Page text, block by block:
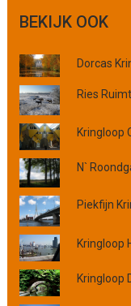
k
p
p
l
a
a
t
s
,
p
r
o
v
i
n
BEKIJK OOK
Dorcas
Ries
Kringloop
N`
Piekfijn
Kringloop
Kringloop